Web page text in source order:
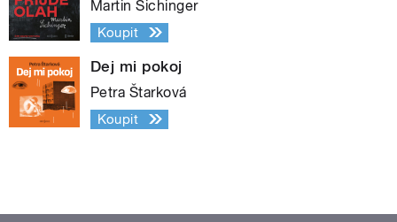
Martin Sichinger
Koupit
Dej mi pokoj
Petra Štarková
Koupit